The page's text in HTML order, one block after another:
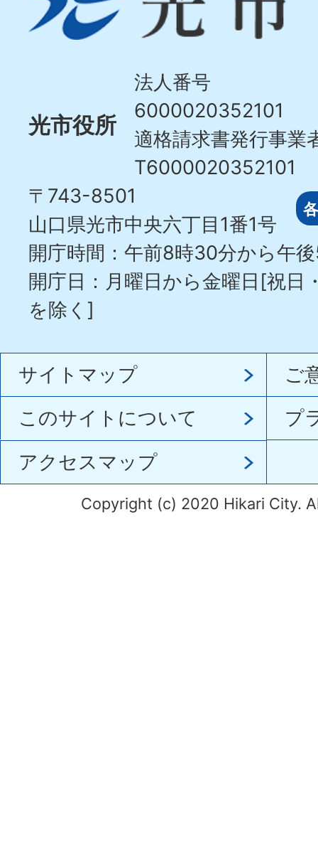
市
Hikari
光市役所
法人番号
6000020352101
適格請求書発行事業
T6000020352101
〒743-8501
山口県光市中央六丁目1番1号
開庁時間：午前8時30分から午
開庁日：月曜日から金曜日[祝日
を除く]
サイトマップ
ご
このサイトについて
プ
アクセスマップ
Copyright (c) 2020 Hikari City.